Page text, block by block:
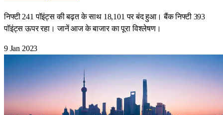
निफ्टी 241 पॉइंट्स की बढ़त के साथ 18,101 पर बंद हुआ। बैंक निफ्टी 393
पॉइंट्स ऊपर रहा। जानें आज के बाजार का पूरा विश्लेषण।
9 Jan 2023